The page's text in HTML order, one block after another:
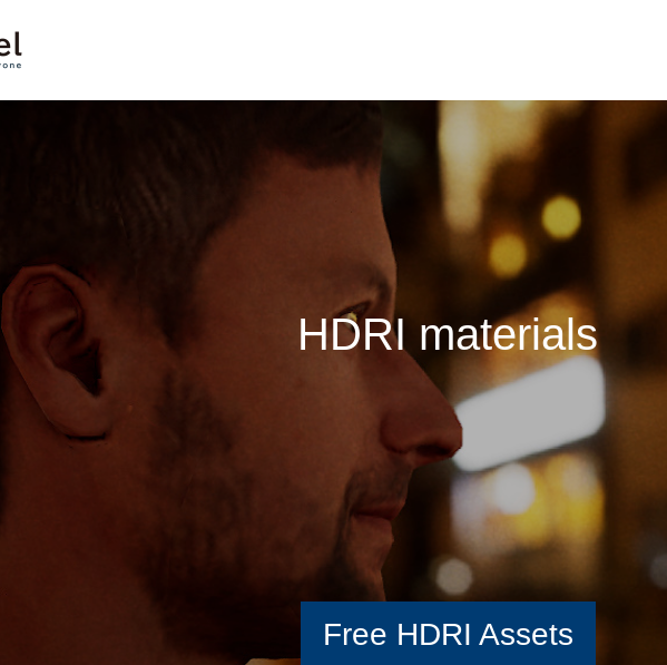
Free HDRI Assets
DRI materials in va